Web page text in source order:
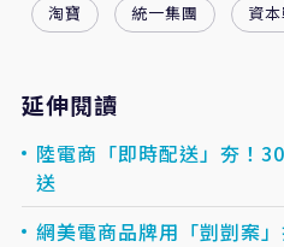
淘寶
統一集團 資
延伸閱讀
陸電商「即時配送」夯！
送
網美電商品牌用「剴剴案